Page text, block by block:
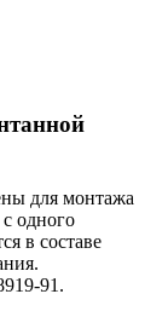
для монтажа
одного
в составе
91.